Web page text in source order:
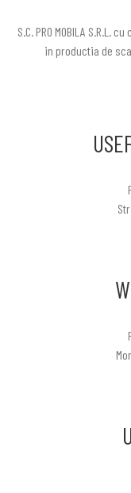
S.C. PRO MOBILA
in productia de